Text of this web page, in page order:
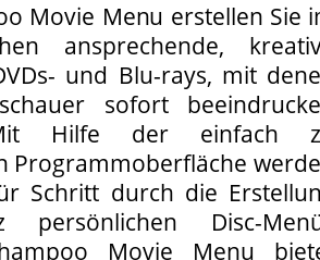
Movie Menu erstellen Sie
ansprechende,
und Blu-rays, mit
sofort
Hilfe der einfach
Programmoberfläche
Schritt durch die
persönlichen Disc-
Movie Menu